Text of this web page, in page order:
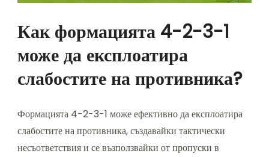
Как формацията 4-2-3-1
може да експлоатира
слабостите на противника?
Формацията 4-2-3-1 може ефективно да експлоатира
слабостите на противника, създавайки тактически
несъответствия и се възползвайки от пропуски в